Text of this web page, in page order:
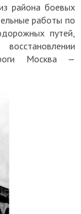
района боевых
работы по
путей,
Москва —